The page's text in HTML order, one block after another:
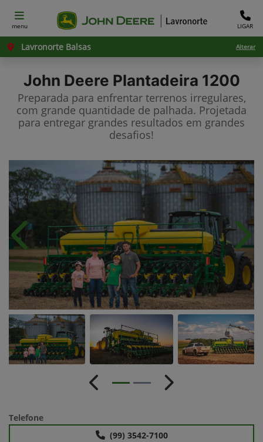
menu LIGAR
Lavronorte Balsas Alterar
John Deere Plantadeira 1200
Preparada para enfrentar terrenos irregulares,
com grande quantidade de palhada. Projetada
para entregar grandes resultados em grandes
desafios!​
Anterior
Anterior Próximo
Telefone
(99) 3542-7100